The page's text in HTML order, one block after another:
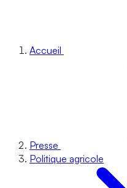
Accueil
Presse
Politique agricole